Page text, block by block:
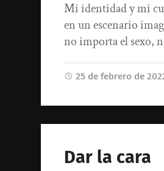
Mi identidad y mi
en un escenario
no importa el sexo,
25 de febrero de
Dar la cara